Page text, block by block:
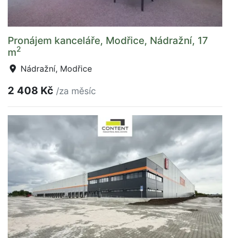
Pronájem kanceláře, Modřice, Nádražní, 17
m2
Nádražní, Modřice
2 408 Kč /za měsíc